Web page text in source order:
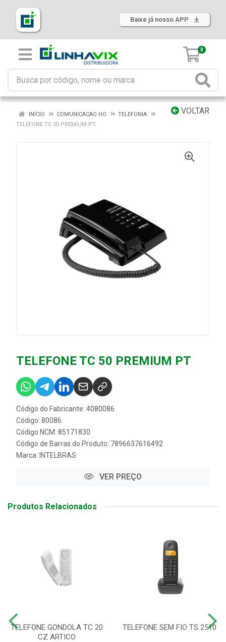
Baixe já nosso APP
0
VOLTAR
INÍCIO COMUNICACAO HO
TELEFONIA
TELEFONE TC 50 PREMIUM PT
TELEFONE TC 50 PREMIUM PT
Código do Fabricante: 4080086
Código: 80086
Código NCM: 85171830
Código de Barras do Produto: 7896637616492
Marca: INTELBRAS
VER PREÇO
Produtos Relacionados
TELEFONE GONDOLA TC 20
CZ ARTICO
TELEFONE SEM FIO TS 2510